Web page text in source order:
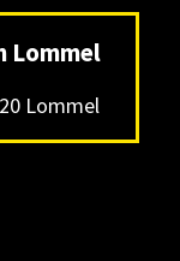
Lommel
Lommel